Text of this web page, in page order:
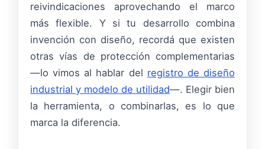
reivindicaciones aprovechando el marco
más flexible. Y si tu desarrollo combina
invención con diseño, recordá que existen
otras vías de protección complementarias
—lo vimos al hablar del registro de diseño
industrial y modelo de utilidad—. Elegir bien
la herramienta, o combinarlas, es lo que
marca la diferencia.